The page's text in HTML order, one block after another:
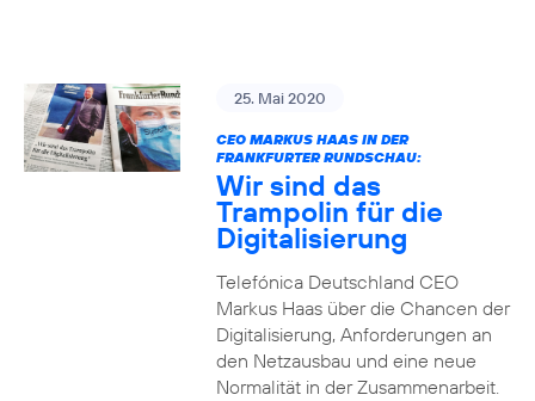
25. Mai 2020
CEO MARKUS HAAS IN DER
FRANKFURTER RUNDSCHAU:
Wir sind das
Trampolin für die
Digitalisierung
Telefónica Deutschland CEO
Markus Haas über die Chancen der
Digitalisierung, Anforderungen an
den Netzausbau und eine neue
Normalität in der Zusammenarbeit.